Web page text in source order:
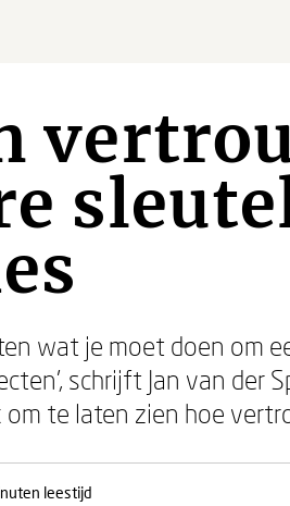
wat je moet doen om
schrijft Jan van der
om te laten zien hoe
leestijd